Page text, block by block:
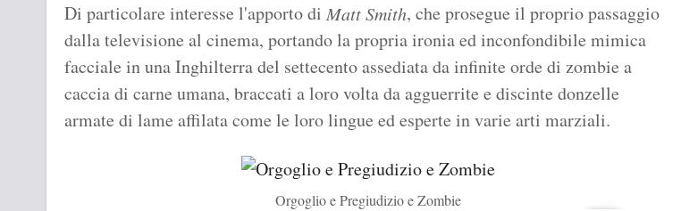
Di particolare interesse l'apporto di Matt Smith, che prosegue il proprio passaggio
dalla televisione al cinema, portando la propria ironia ed inconfondibile mimica
facciale in una Inghilterra del settecento assediata da infinite orde di zombie a
caccia di carne umana, braccati a loro volta da agguerrite e discinte donzelle
armate di lame affilata come le loro lingue ed esperte in varie arti marziali.
Orgoglio e Pregiudizio e Zombie